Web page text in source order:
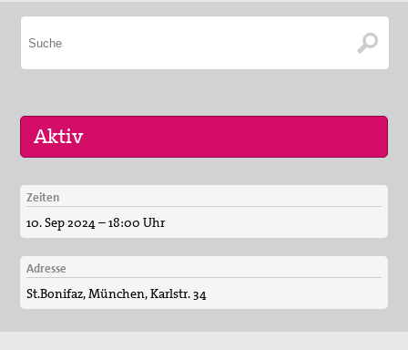
29. Aug 2026
Fahrradpilgertour 2026
30. Aug 2026
St. Peter-Lindenberg: Lesungen unter den Lind…
Zeiten
10. Sep 2024 – 18:00 Uhr
Adresse
St.Bonifaz, München, Karlstr. 34